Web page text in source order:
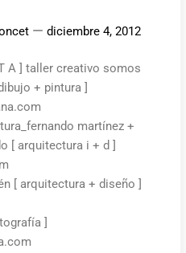
diciembre 4, 2012
T A ] taller creativo somos
+ pintura ]
martínez +
[ arquitectura i + d ]
[ arquitectura + diseño ]
]